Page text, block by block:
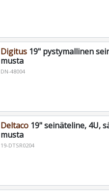
Digitus19" pystymallinen
musta
DN-48004
Deltaco19" seinäteline, 4U,
musta
19-DTSR0204